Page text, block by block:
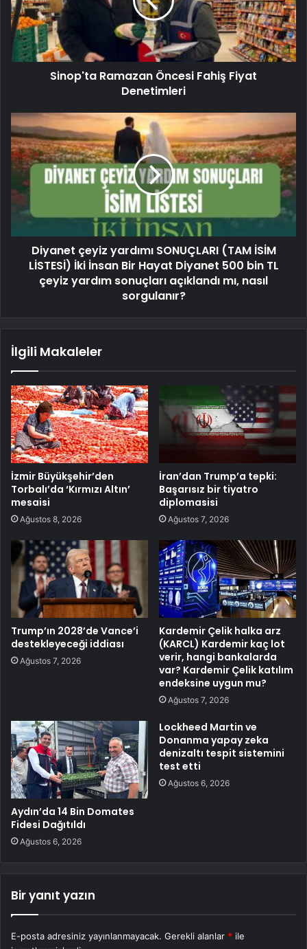
Sinop'ta Ramazan Öncesi Fahiş Fiyat
Denetimleri
Diyanet çeyiz yardımı SONUÇLARI (TAM İSİM
LİSTESİ) İki İnsan Bir Hayat Diyanet 500 bin TL
çeyiz yardım sonuçları açıklandı mı, nasıl
sorgulanır?
İlgili Makaleler
İzmir Büyükşehir’den
Torbalı’da ‘Kırmızı Altın’
mesaisi
Ağustos 8, 2026
İran’dan Trump’a tepki:
Başarısız bir tiyatro
diplomasisi
Ağustos 7, 2026
Trump’ın 2028’de Vance’i
destekleyeceği iddiası
Ağustos 7, 2026
Kardemir Çelik halka arz
(KARCL) Kardemir kaç lot
verir, hangi bankalarda
var? Kardemir Çelik katılım
endeksine uygun mu?
Ağustos 7, 2026
Aydın’da 14 Bin Domates
Fidesi Dağıtıldı
Ağustos 6, 2026
Lockheed Martin ve
Donanma yapay zeka
denizaltı tespit sistemini
test etti
Ağustos 6, 2026
Bir yanıt yazın
E-posta adresiniz yayınlanmayacak. Gerekli alanlar * ile